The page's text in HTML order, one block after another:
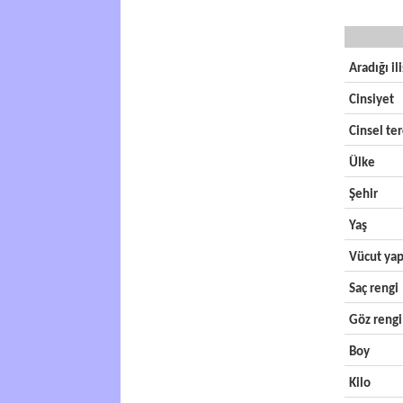
Aradığı
Cinsiyet
Cinsel
Ülke
Şehir
Yaş
Vücut
Saç rengi
Göz rengi
Boy
Kilo